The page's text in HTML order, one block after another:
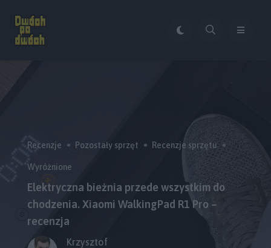
Recenzje Pozostały sprzęt Recenzje sprzętu
Wyróżnione
Elektryczna bieżnia przede wszystkim do
chodzenia. Xiaomi WalkingPad R1 Pro –
recenzja
Krzysztof